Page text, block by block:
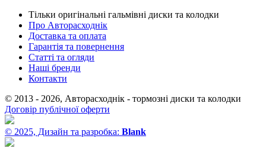
Тільки оригінальні гальмівні диски та колодки
Про Авторасходнік
Доставка та оплата
Гарантія та повернення
Статті та огляди
Наші бренди
Контакти
© 2013 - 2026, Авторасходнік - тормозні диски та колодки
Договір публічної оферти
© 2025, Дизайн та разробка: Blank